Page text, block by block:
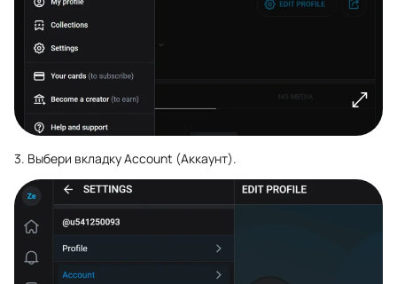
3. Выбери вкладку Account (Аккаунт).